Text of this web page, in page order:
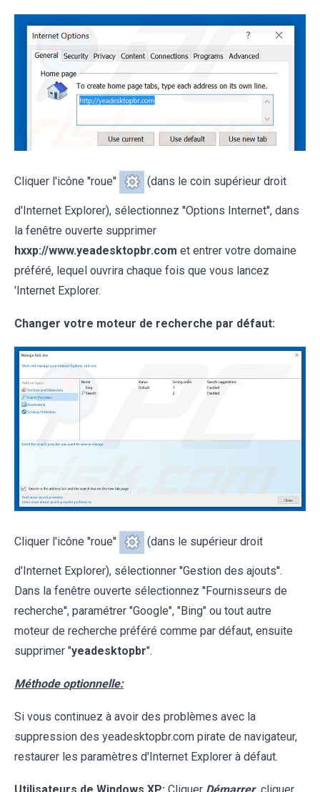
Cliquer l'icône ''roue'' (dans le coin supérieur droit
d'Internet Explorer), sélectionnez ''Options Internet'', dans
la fenêtre ouverte supprimer
hxxp://www.yeadesktopbr.com et entrer votre domaine
préféré, lequel ouvrira chaque fois que vous lancez
'Internet Explorer.
Changer votre moteur de recherche par défaut:
Cliquer l'icône ''roue'' (dans le supérieur droit
d'Internet Explorer), sélectionner ''Gestion des ajouts''.
Dans la fenêtre ouverte sélectionnez ''Fournisseurs de
recherche'', paramétrer "Google", "Bing" ou tout autre
moteur de recherche préféré comme par défaut, ensuite
supprimer "yeadesktopbr".
Méthode optionnelle:
Si vous continuez à avoir des problèmes avec la
suppression des yeadesktopbr.com pirate de navigateur,
restaurer les paramètres d'Internet Explorer à défaut.
Utilisateurs de Windows XP: Cliquer Démarrer cliquer